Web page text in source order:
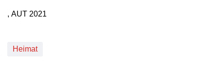
Produktionsland: AUT
, AUT
Produktionsjahr: 2021
2021
Heimat